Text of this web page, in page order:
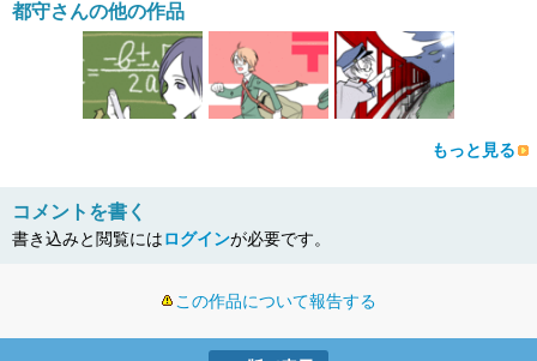
都守さんの他の作品
もっと見る
コメントを書く
書き込みと閲覧にはログインが必要です。
この作品について報告する